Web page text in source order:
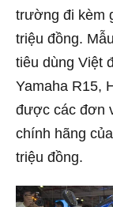
trường đi kèm
triệu đồng.
tiêu dùng Việt
Yamaha R15,
được các đơn
chính hãng
triệu đồng.